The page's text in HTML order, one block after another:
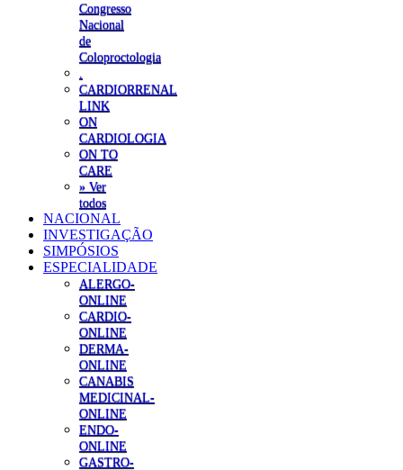
Congresso
Nacional
de
Coloproctologia
CARDIORRENAL
LINK
ON
CARDIOLOGIA
ON TO
CARE
» Ver
todos
NACIONAL
INVESTIGAÇÃO
SIMPÓSIOS
ESPECIALIDADE
ALERGO-
ONLINE
CARDIO-
ONLINE
DERMA-
ONLINE
CANABIS
MEDICINAL-
ONLINE
ENDO-
ONLINE
GASTRO-